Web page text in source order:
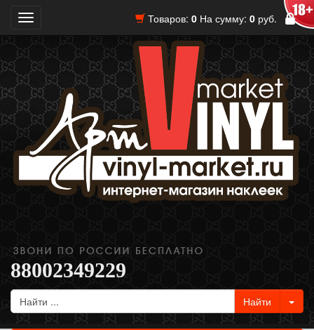
Товаров: 0 На сумму: 0 руб.
Toggle
navigation
88002349229